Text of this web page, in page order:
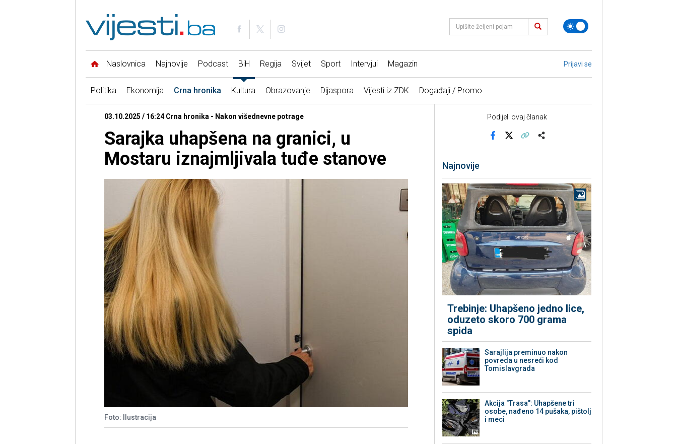
Naslovnica Najnovije Podcast BiH Regija Svijet Sport Intervjui Magazin Prijavi se
Politika Ekonomija Crna hronika Kultura Obrazovanje Dijaspora Vijesti iz ZDK Događaji / Promo
03.10.2025 / 16:24 Crna hronika - Nakon višednevne potrage
Sarajka uhapšena na granici, u
Mostaru iznajmljivala tuđe stanove
Foto: Ilustracija
Podijeli ovaj članak
Najnovije
Trebinje: Uhapšeno jedno lice,
oduzeto skoro 700 grama
spida
Sarajlija preminuo nakon
povreda u nesreći kod
Tomislavgrada
Akcija "Trasa": Uhapšene tri
osobe, nađeno 14 pušaka, pištolj
i meci